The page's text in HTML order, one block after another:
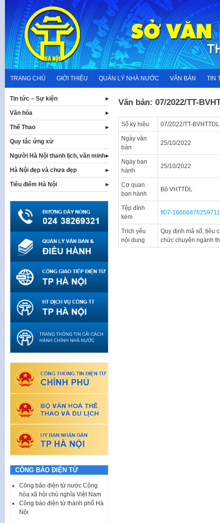
content
TRANG CHỦ GIỚI THIỆU QUẢN LÝ NHÀ NƯỚC VĂN BẢN TIN
Văn bản: 07/2022/TT-
Số ký hiệu 07/2022/TT-BVHTTDL
Ngày văn
bản
25/10/2022
Ngày ban
hành
25/10/2022
Cơ quan
ban hành
Bộ VHTTDL
Tệp đính
kèm
tt07-
Trích yếu
nội dung
Quy định mã số, tiêu
chức chuyên ngành
Tin tức – Sự kiện
Văn hóa
Thể Thao
Quy tắc ứng xử
Người Hà Nội thanh lịch, văn minh
Hà Nội đẹp và chưa đẹp
Tiêu điểm Hà Nội
CÔNG BÁO ĐIỆN TỬ
Công báo điện tử nước Cộng
hòa xã hội chủ nghĩa Việt Nam
Công báo điện tử thành phố Hà
Nội